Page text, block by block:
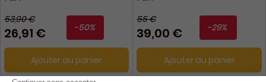
53,90 €
26,91 € -50%
Ajouter au panier
55 €
39,00 € -29%
Ajouter au panier